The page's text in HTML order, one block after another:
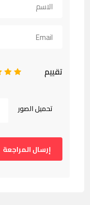
تقييم 5
4
تحميل الصور